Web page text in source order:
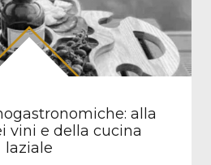
alla
vini e della cucina
laziale